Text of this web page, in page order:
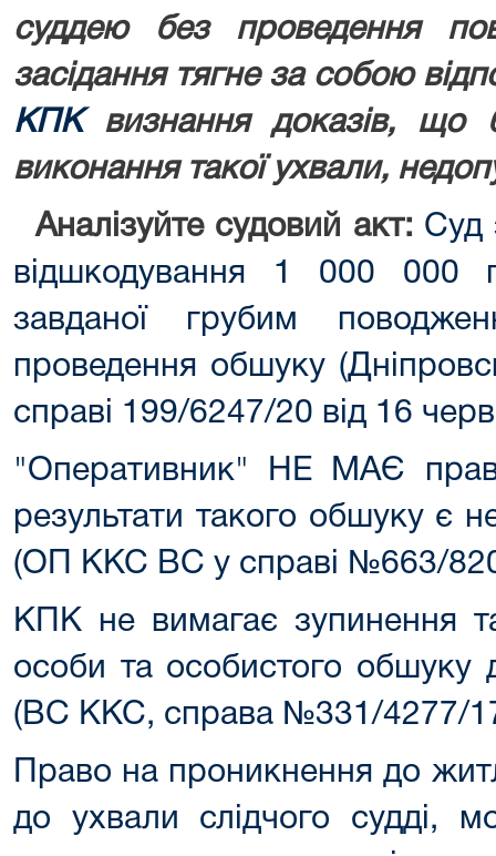
суддею без проведення
засідання тягне за собою
КПКвизнання доказів, що
виконання такої ухвали,
Аналізуйте судовий акт: Суд
відшкодування 1 000 000
завданої грубим
проведення обшуку
справі 199/6247/20 від 16
"Оперативник" НЕ МАЄ
результати такого обшуку є
(ОП ККС ВС у справі №663/
КПК не вимагає зупинення
особи та особистого обшуку
(ВС ККС, справа №331/4277/
Право на проникнення до
до ухвали слідчого судді,